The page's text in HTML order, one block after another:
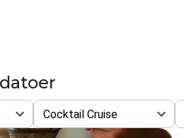
Cocktail Cruise